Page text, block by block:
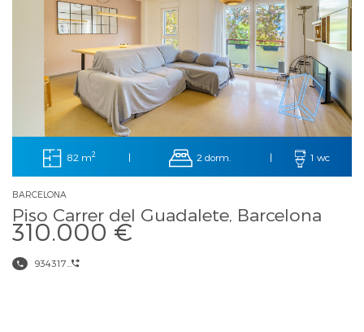
82 m2 | 2 dorm. | 1 wc
BARCELONA
Piso Carrer del Guadalete, Barcelona
310.000 €
934317...